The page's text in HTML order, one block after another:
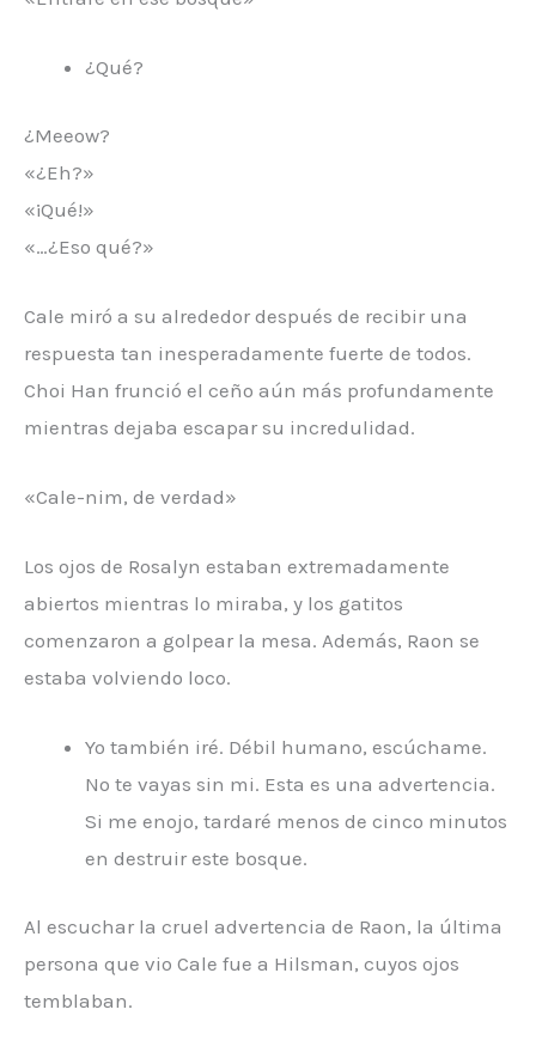
¿Qué?
¿Meeow?
«¿Eh?»
«¡Qué!»
«…¿Eso qué?»
Cale miró a su alrededor después de recibir una
respuesta tan inesperadamente fuerte de todos.
Choi Han frunció el ceño aún más profundamente
mientras dejaba escapar su incredulidad.
«Cale-nim, de verdad»
Los ojos de Rosalyn estaban extremadamente
abiertos mientras lo miraba, y los gatitos
comenzaron a golpear la mesa. Además, Raon se
estaba volviendo loco.
Yo también iré. Débil humano, escúchame.
No te vayas sin mi. Esta es una advertencia.
Si me enojo, tardaré menos de cinco minutos
en destruir este bosque.
Al escuchar la cruel advertencia de Raon, la última
persona que vio Cale fue a Hilsman, cuyos ojos
temblaban.